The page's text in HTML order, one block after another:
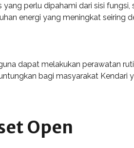
perlu dipahami dari sisi
energi yang meningkat seiring
dapat melakukan perawatan
bagi masyarakat Kendari
Open